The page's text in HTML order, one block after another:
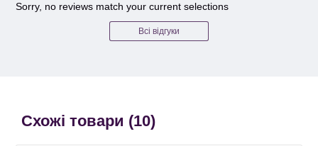
Sorry, no reviews match your current selections
Всі відгуки
Схожі товари (10)